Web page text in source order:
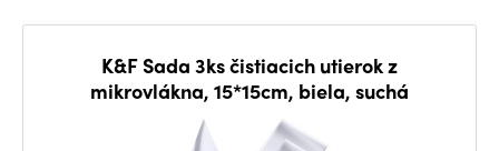
K&F Sada 3ks čistiacich utierok z
mikrovlákna, 15*15cm, biela, suchá